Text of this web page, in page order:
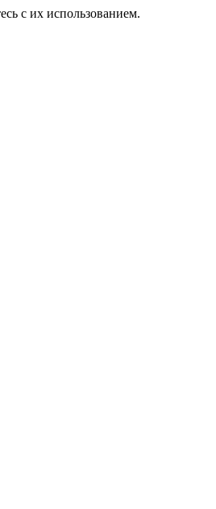
с их использованием.